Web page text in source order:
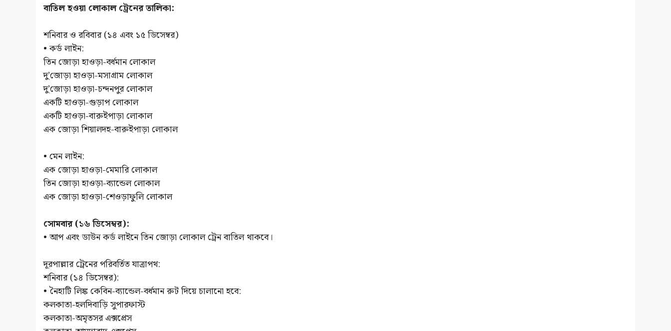
বাতিল হওয়া লোকাল ট্রেনের তালিকা:
শনিবার ও রবিবার (১৪ এবং ১৫ ডিসেম্বর)
• কর্ড লাইন:
তিন জোড়া হাওড়া-বর্ধমান লোকাল
দু’জোড়া হাওড়া-মসাগ্রাম লোকাল
দু’জোড়া হাওড়া-চন্দনপুর লোকাল
একটি হাওড়া-গুড়াপ লোকাল
একটি হাওড়া-বারুইপাড়া লোকাল
এক জোড়া শিয়ালদহ-বারুইপাড়া লোকাল
• মেন লাইন:
এক জোড়া হাওড়া-মেমারি লোকাল
তিন জোড়া হাওড়া-ব্যান্ডেল লোকাল
এক জোড়া হাওড়া-শেওড়াফুলি লোকাল
সোমবার (১৬ ডিসেম্বর):
• আপ এবং ডাউন কর্ড লাইনে তিন জোড়া লোকাল ট্রেন বাতিল থাকবে।
দূরপাল্লার ট্রেনের পরিবর্তিত যাত্রাপথ:
শনিবার (১৪ ডিসেম্বর):
• নৈহাটি লিঙ্ক কেবিন-ব্যান্ডেল-বর্ধমান রুট দিয়ে চালানো হবে:
কলকাতা-হলদিবাড়ি সুপারফাস্ট
কলকাতা-অমৃতসর এক্সপ্রেস